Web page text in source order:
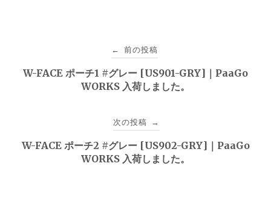
ゲ
← 前の投稿
W-FACE ポーチ1 #グレー [US901-GRY]｜PaaGo
WORKS 入荷しました。
次の投稿 →
W-FACE ポーチ2 #グレー [US902-GRY]｜PaaGo
WORKS 入荷しました。